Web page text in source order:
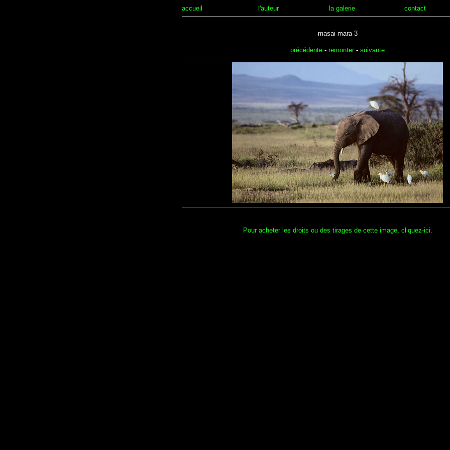
accueil l'auteur la galerie contact
masai mara 3
précédente - remonter- suivante
Pour acheter les droits ou des tirages de cette image, cliquez-ici.